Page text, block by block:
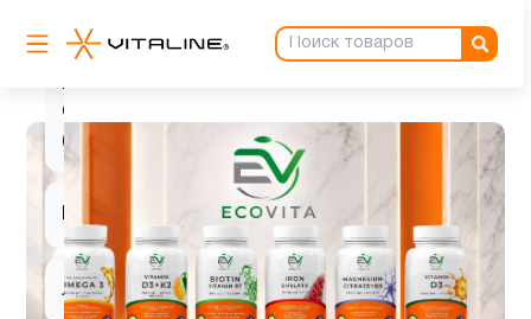
Коэнзим
Q10
(CoQ10)
Лецитин 1